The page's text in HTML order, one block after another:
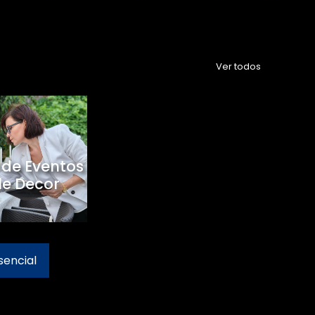
Ver todos
Eventos
Decor